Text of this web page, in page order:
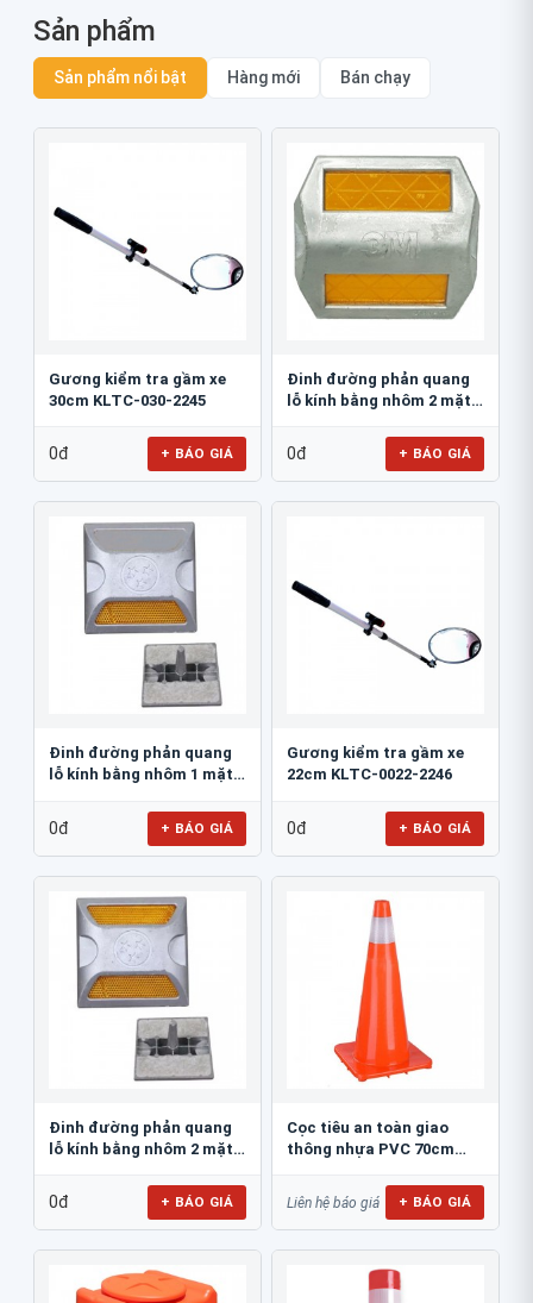
Sản phẩm
Sản phẩm nổi bật Hàng mới Bán chạy
Gương kiểm tra gầm xe
30cm KLTC-030-2245
0đ + BÁO GIÁ
Đinh đường phản quang
lỗ kính bằng nhôm 2 mặt
0đ + BÁO GIÁ
Đinh đường phản quang
lỗ kính bằng nhôm 1 mặt
0đ + BÁO GIÁ
Gương kiểm tra gầm xe
22cm KLTC-0022-2246
0đ + BÁO GIÁ
Đinh đường phản quang
lỗ kính bằng nhôm 2 mặt
0đ + BÁO GIÁ
Cọc tiêu an toàn giao
thông nhựa PVC 70cm
Liên hệ báo giá + BÁO GIÁ